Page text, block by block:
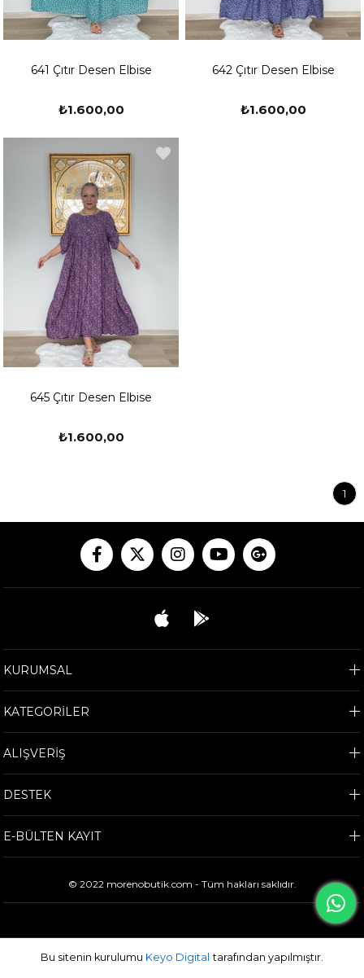
641 Çıtır Desen Elbise
₺1.600,00
642 Çıtır Desen Elbise
₺1.600,00
645 Çıtır Desen Elbise
₺1.600,00
1
KURUMSAL
KATEGORİLER
ALIŞVERİŞ
DESTEK
E-BÜLTEN KAYIT
© 2022 morenobutik.com - Tüm hakları saklıdır.
Bu sitenin kurulumu Keyo Digital tarafından yapılmıştır.